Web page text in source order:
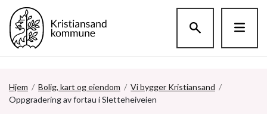
Hjem / Bolig, kart og eiendom / Vi bygger Kristiansand /
Oppgradering av fortau i Sletteheiveien